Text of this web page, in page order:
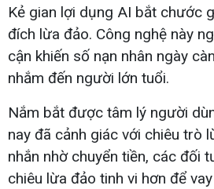
Kẻ gian lợi dụng AI bắt chước
đích lừa đảo. Công nghệ này
cận khiến số nạn nhân ngày
nhắm đến người lớn tuổi.
Nắm bắt được tâm lý người
nay đã cảnh giác với chiêu trò
nhắn nhờ chuyển tiền, các đối
chiêu lừa đảo tinh vi hơn để